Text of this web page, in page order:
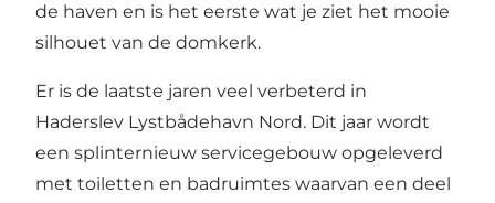
de haven en is het eerste wat je ziet het mooie
silhouet van de domkerk.
Er is de laatste jaren veel verbeterd in
Haderslev Lystbådehavn Nord. Dit jaar wordt
een splinternieuw servicegebouw opgeleverd
met toiletten en badruimtes waarvan een deel